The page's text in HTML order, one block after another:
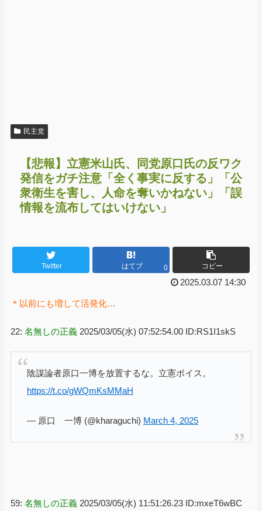
民主党
【悲報】立憲米山氏、同党原口氏の反ワク
発信をガチ注意「全く事実に反する」「公
衆衛生を害し、人命を奪いかねない」「誤
情報を流布してはいけない」
Twitter はてブ 0 コピー
2025.03.07 14:30
＊以前にも増して活発化…
22: 名無しの正義 2025/03/05(水) 07:52:54.00 ID:RS1I1skS
陰謀論者原口一博を放置するな。立憲ボイス。
https://t.co/gWQmKsMMaH
— 原口 一博 (@kharaguchi) March 4, 2025
59: 名無しの正義 2025/03/05(水) 11:51:26.23 ID:mxeT6wBC